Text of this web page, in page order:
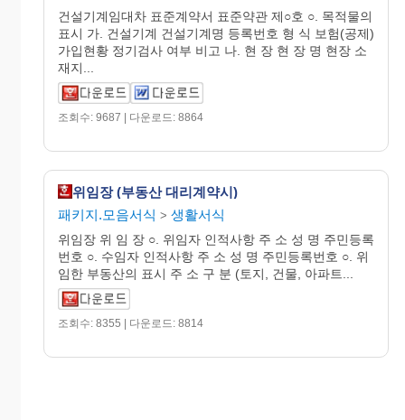
건설기계임대차 표준계약서 표준약관 제○호 ○. 목적물의
표시 가. 건설기계 건설기계명 등록번호 형 식 보험(공제)
가입현황 정기검사 여부 비고 나. 현 장 현 장 명 현장 소
재지...
조회수: 9687 | 다운로드: 8864
위임장 (부동산 대리계약시)
패키지.모음서식 > 생활서식
위임장 위 임 장 ○. 위임자 인적사항 주 소 성 명 주민등록
번호 ○. 수임자 인적사항 주 소 성 명 주민등록번호 ○. 위
임한 부동산의 표시 주 소 구 분 (토지, 건물, 아파트...
조회수: 8355 | 다운로드: 8814